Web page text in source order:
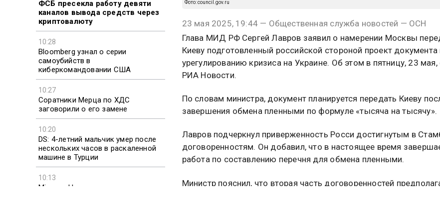
ФСБ пресекла работу девяти
каналов вывода средств через
криптовалюту
10:28
Bloomberg узнал о серии
самоубийств в
киберкомандовании США
10:27
Соратники Мерца по ХДС
заговорили о его замене
10:20
DS: 4-летний мальчик умер после
нескольких часов в раскаленной
машине в Турции
10:13
Mirror: в Норвегии женщину
Фото: council.gov.ru
23 мая 2025, 19:44 — Общественная служба новостей — ОСН
Глава МИД РФ Сергей Лавров заявил о намерении Москвы
Киеву подготовленный российской стороной проект документа
урегулированию кризиса на Украине. Об этом в пятницу, 23
РИА Новости.
По словам министра, документ планируется передать Киеву
завершения обмена пленными по формуле «тысяча на тысячу».
Лавров подчеркнул приверженность Росси достигнутым в
договоренностям. Он добавил, что в настоящее время
работа по составлению перечня для обмена пленными.
Министр пояснил, что вторая часть договоренностей